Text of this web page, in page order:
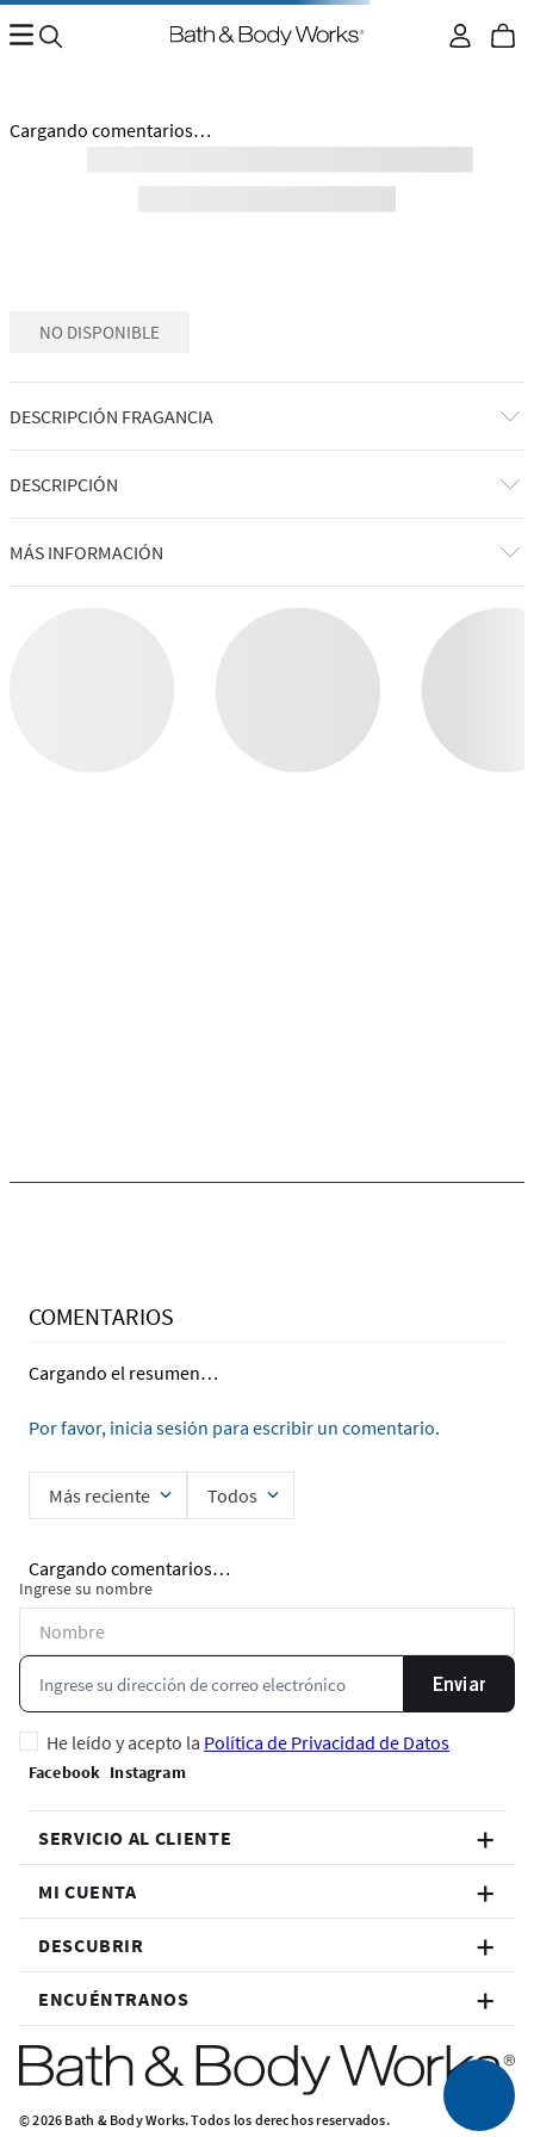
Cargando comentarios…
NO DISPONIBLE
DESCRIPCIÓN FRAGANCIA
DESCRIPCIÓN
MÁS INFORMACIÓN
COMENTARIOS
Cargando el resumen…
Por favor, inicia sesión para escribir un comentario.
Más reciente Todos
Cargando comentarios…
Ingrese su nombre
Enviar
He leído y acepto la Política de Privacidad de Datos
SERVICIO AL CLIENTE
MI CUENTA
DESCUBRIR
ENCUÉNTRANOS
© 2026 Bath & Body Works. Todos los derechos reservados.